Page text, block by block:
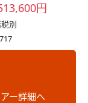
円
別
ー詳細へ